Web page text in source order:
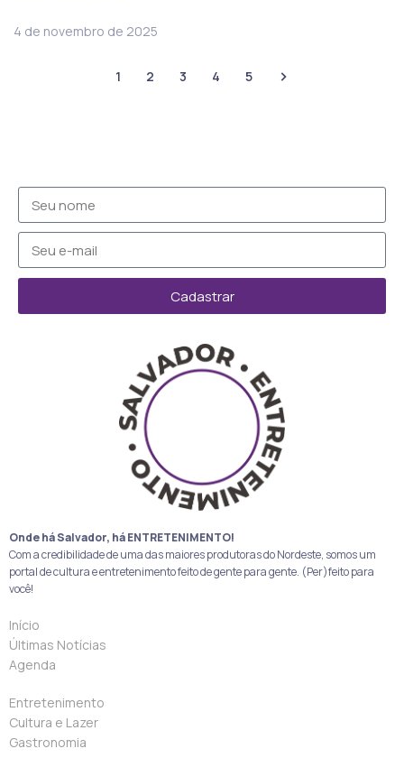
4 de novembro de 2025
1 2 3 4 5
Cadastrar
Onde há Salvador, há ENTRETENIMENTO!
Com a credibilidade de uma das maiores produtoras do Nordeste, somos um
portal de cultura e entretenimento feito de gente para gente. (Per)feito para
você!
Início
Últimas Notícias
Agenda
Entretenimento
Cultura e Lazer
Gastronomia